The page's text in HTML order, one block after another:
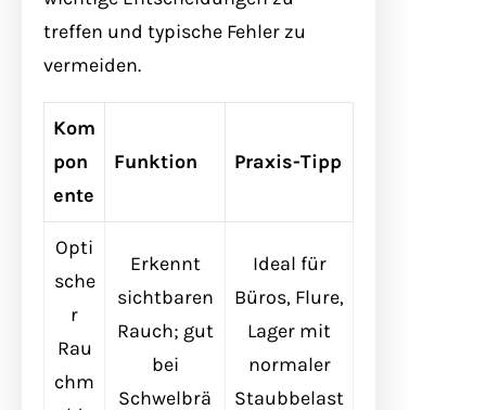
treffen und typische Fehler zu
vermeiden.
Kom
pon
ente
Funktion Praxis-Tipp
Opti
sche
r
Rau
chm
Erkennt
sichtbaren
Rauch; gut
bei
Schwelbrä
Ideal für
Büros, Flure,
Lager mit
normaler
Staubbelast